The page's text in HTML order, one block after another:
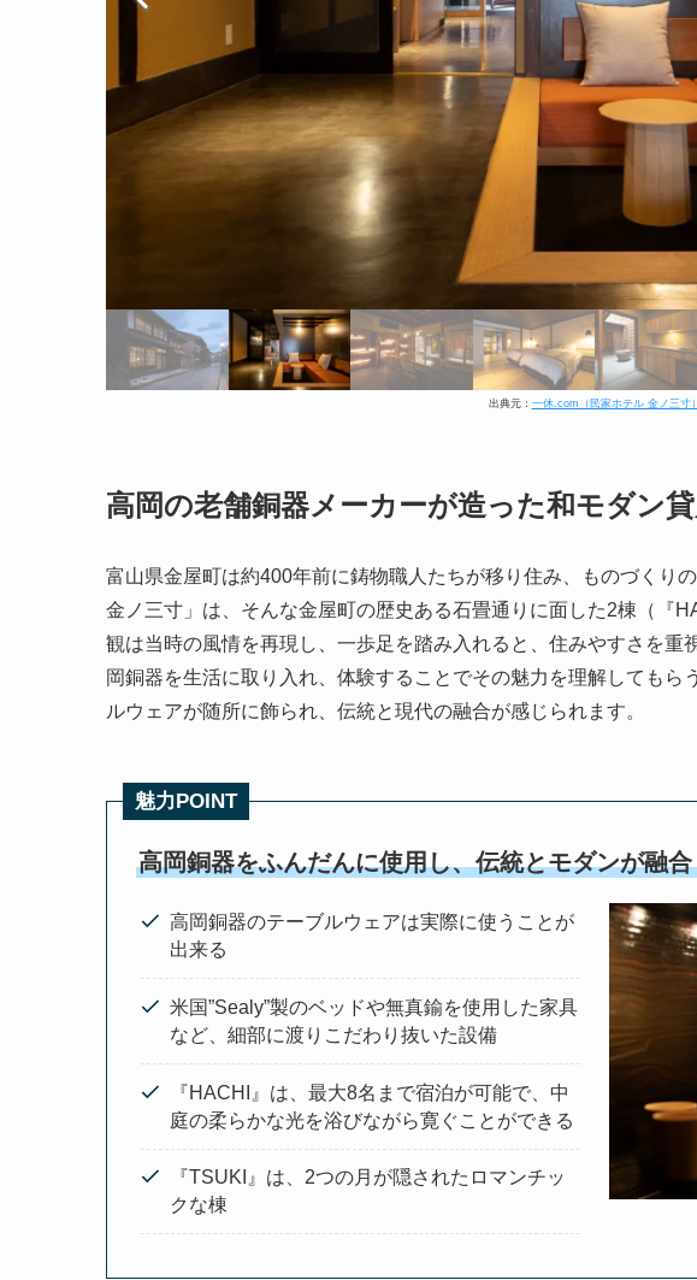
出典元： 一休.com（民家ホテル 金ノ三寸）
高岡の老舗銅器メーカーが造った和モダン
富山県金屋町は約400年前に鋳物職人たちが移り住み、ものづくり
金ノ三寸」は、そんな金屋町の歴史ある石畳通りに面した2棟（『
観は当時の風情を再現し、一歩足を踏み入れると、住みやすさを重
岡銅器を生活に取り入れ、体験することでその魅力を理解してもら
ルウェアが随所に飾られ、伝統と現代の融合が感じられます。
魅力POINT
高岡銅器をふんだんに使用し、伝統とモダンが融
高岡銅器のテーブルウェアは実際に使うことが
出来る
米国”Sealy”製のベッドや無真鍮を使用した家具
など、細部に渡りこだわり抜いた設備
『HACHI』は、最大8名まで宿泊が可能で、中
庭の柔らかな光を浴びながら寛ぐことができる
『TSUKI』は、2つの月が隠されたロマンチッ
クな棟